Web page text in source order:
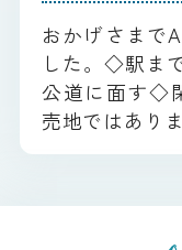
おかげさまで
した。◇駅ま
公道に面す◇
売地ではあり